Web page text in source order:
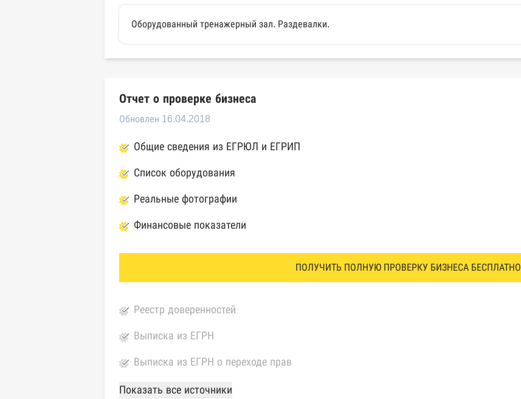
Оборудованный тренажерный зал. Раздевалки.
Отчет о проверке бизнеса
Обновлен 16.04.2018
Общие сведения из ЕГРЮЛ и ЕГРИП
Список оборудования
Реальные фотографии
Финансовые показатели
ПОЛУЧИТЬ ПОЛНУЮ ПРОВЕРКУ БИЗНЕСА БЕСПЛАТНО
Реестр доверенностей
Выписка из ЕГРН
Выписка из ЕГРН о переходе прав
База Росстата
Показать все источники